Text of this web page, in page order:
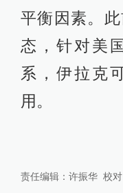
平衡因素。
态，针对美
系，伊拉克
用。
责任编辑： 许振华 校对